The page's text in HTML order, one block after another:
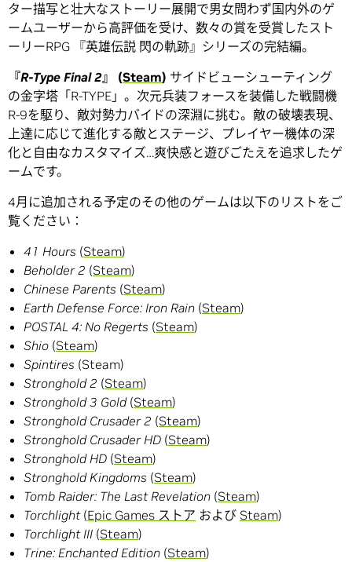
ター描写と壮大なストーリー展開で男女問わず国内外のゲ
ームユーザーから高評価を受け、数々の賞を受賞したスト
ーリーRPG 『英雄伝説 閃の軌跡』シリーズの完結編。
『R-Type Final 2』 (Steam) サイドビューシューティング
の金字塔「R-TYPE」。次元兵装フォースを装備した戦闘機
R-9を駆り、敵対勢力バイドの深淵に挑む。敵の破壊表現、
上達に応じて進化する敵とステージ、プレイヤー機体の深
化と自由なカスタマイズ…爽快感と遊びごたえを追求したゲ
ームです。
4月に追加される予定のその他のゲームは以下のリストをご
覧ください：
41 Hours (Steam)
Beholder 2 (Steam)
Chinese Parents (Steam)
Earth Defense Force: Iron Rain (Steam)
POSTAL 4: No Regerts (Steam)
Shio (Steam)
Spintires (Steam)
Stronghold 2 (Steam)
Stronghold 3 Gold (Steam)
Stronghold Crusader 2 (Steam)
Stronghold Crusader HD (Steam)
Stronghold HD (Steam)
Stronghold Kingdoms (Steam)
Tomb Raider: The Last Revelation (Steam)
Torchlight (Epic Games ストア および Steam)
Torchlight III (Steam)
Trine: Enchanted Edition (Steam)